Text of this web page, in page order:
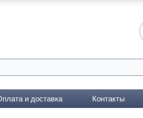
и доставка Контакты